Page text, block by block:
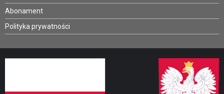
Abonament
Polityka prywatności